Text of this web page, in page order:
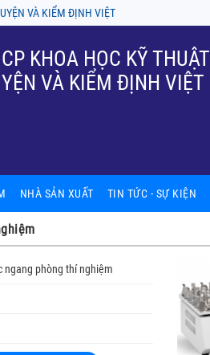
VÀ KIỂM ĐỊNH VIỆT
KHOA HỌC KỸ THUẬT
VÀ KIỂM ĐỊNH VIỆT
thất phòng thí nghiệm
NHÀ SẢN XUẤT
A-tech BioScientific
TIN TỨC - SỰ KIỆN
ngang phòng thí nghiệm